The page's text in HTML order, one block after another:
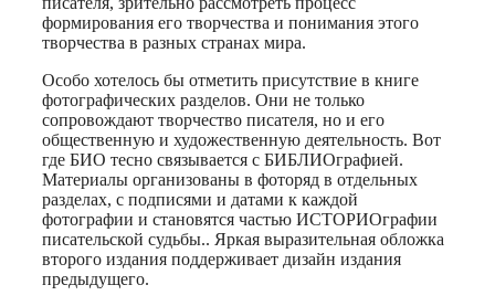
формирования его творчества и понимания этого
творчества в разных странах мира.
Особо хотелось бы отметить присутствие в книге
фотографических разделов. Они не только
сопровождают творчество писателя, но и его
общественную и художественную деятельность. Вот
где БИО тесно связывается с БИБЛИОграфией.
Материалы организованы в фоторяд в отдельных
разделах, с подписями и датами к каждой
фотографии и становятся частью ИСТОРИОграфии
писательской судьбы.. Яркая выразительная обложка
второго издания поддерживает дизайн издания
предыдущего.